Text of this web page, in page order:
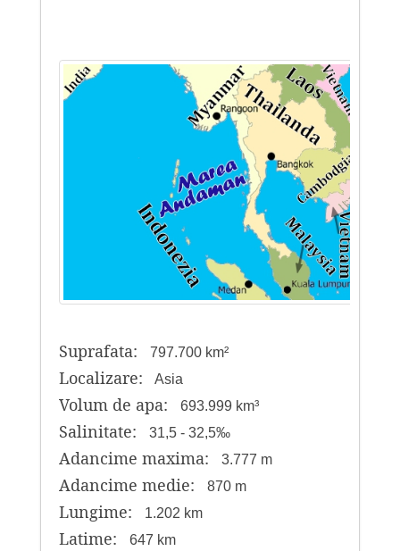
Suprafata: 797.700 km²
Localizare: Asia
Volum de apa: 693.999 km³
Salinitate: 31,5 - 32,5‰
Adancime maxima: 3.777 m
Adancime medie: 870 m
Lungime: 1.202 km
Latime: 647 km